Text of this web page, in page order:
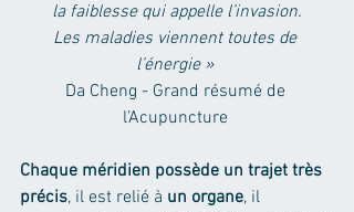
la faiblesse qui appelle l’invasion.
Les maladies viennent toutes de
l’énergie »
Da Cheng - Grand résumé de
l’Acupuncture
Chaque méridien possède un trajet très
précis, il est relié à un organe, il